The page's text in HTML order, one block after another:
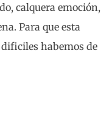
calquera emoción,
Para que esta
habemos de